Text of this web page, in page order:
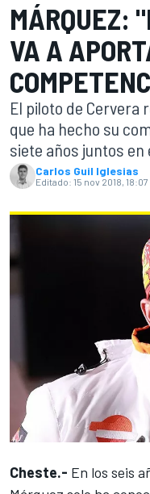
MÁRQUEZ:
VA A
El piloto de Cervera
que ha hecho su
siete años juntos en
Carlos Guil Iglesias
Editado: 15 nov 2018, 18:07
Cheste.- En los seis